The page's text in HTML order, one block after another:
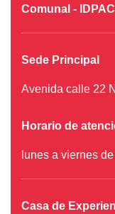
Comunal -
Sede Principal
Avenida calle 22
Horario de
lunes a viernes
Casa de